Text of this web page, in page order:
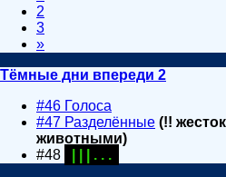
2
3
»
Тёмные дни впереди 2
#46 Голоса
#47 Разделённые (!!
животными)
#48
| | | . . .